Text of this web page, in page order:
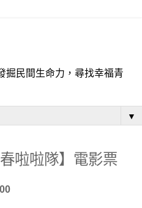
掘民間生命力，尋找幸福青
▼
啦啦隊】電影票